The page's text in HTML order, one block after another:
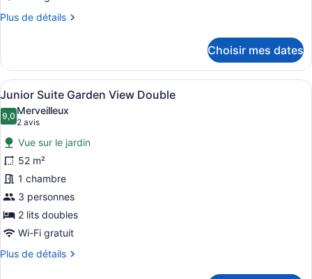
Club
Junior
Ocean
View
Double
Plus de détails
Plus
Preferred
Club
Junior
Suite
Ocean
View
Double
Choisir mes dates
Afficher
toutes
les
photos
pour
ce
type
de
chambre :
Junior
Suite
Garden
5
Junior Suite Garden View Double
9,09,0 sur 10
Merveilleux
2 avis
(2 avis)
Vue sur le jardin
52 m²
1 chambre
3 personnes
2 lits doubles
Wi-Fi gratuit
Plus de détails
Plus